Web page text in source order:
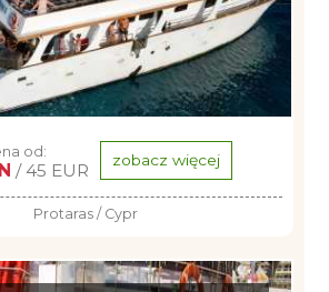
od:
/ 45 EUR zobacz więcej
Protaras / Cypr